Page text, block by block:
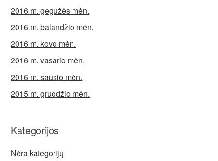
2016 m. gegužės mėn.
2016 m. balandžio mėn.
2016 m. kovo mėn.
2016 m. vasario mėn.
2016 m. sausio mėn.
2015 m. gruodžio mėn.
Kategorijos
Nėra kategorijų